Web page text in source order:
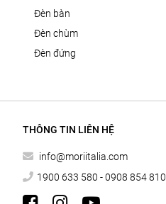
đèn bàn
đèn chùm
đèn đứng
THÔNG TIN LIÊN HỆ
info@moriitalia.com
1900 633 580 - 0908 854 810